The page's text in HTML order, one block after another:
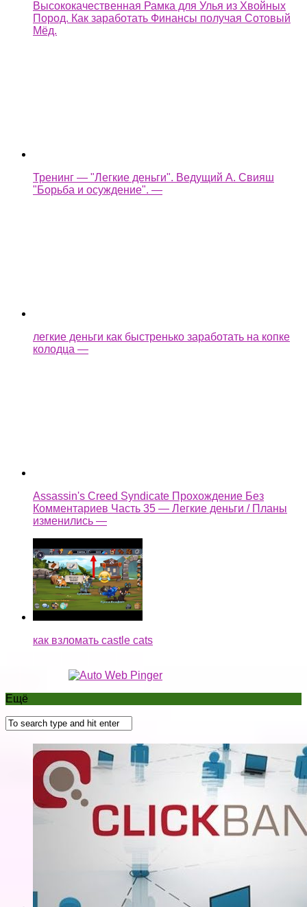
Высококачественная Рамка для Улья из Хвойных
Пород. Как заработать Финансы получая Сотовый
Мёд.
Тренинг — "Легкие деньги". Ведущий А. Свияш
"Борьба и осуждение". —
легкие деньги как быстренько заработать на копке
колодца —
Assassin's Creed Syndicate Прохождение Без
Комментариев Часть 35 — Легкие деньги / Планы
изменились —
как взломать castle cats
Ещё